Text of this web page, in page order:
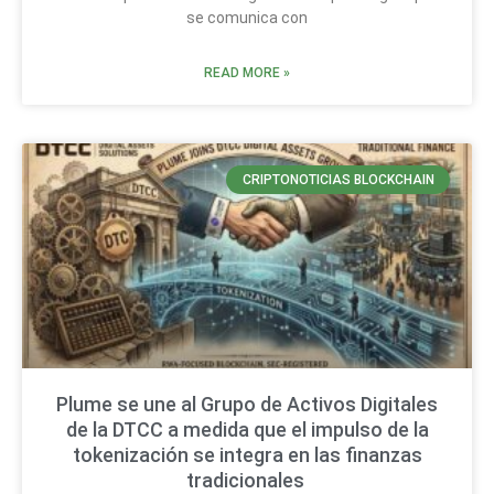
se comunica con
READ MORE »
CRIPTONOTICIAS BLOCKCHAIN
Plume se une al Grupo de Activos Digitales
de la DTCC a medida que el impulso de la
tokenización se integra en las finanzas
tradicionales